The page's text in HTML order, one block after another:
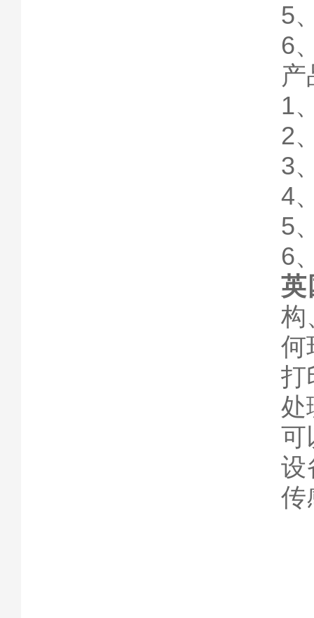
5
6
产
1
2
3
4
5
6
英
构
何
打
处
可
设
传